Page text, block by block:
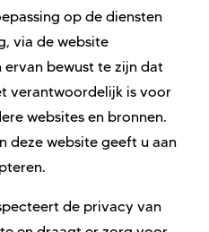
op de diensten
, via de website
ervan bewust te zijn dat
verantwoordelijk is voor
websites en bronnen.
deze website geeft u aan
de privacy van